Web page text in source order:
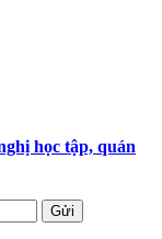
học tập, quán